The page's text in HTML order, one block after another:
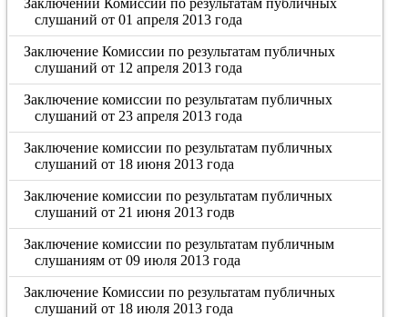
Заключений Комиссии по результатам публичных
слушаний от 01 апреля 2013 года
Заключение Комиссии по результатам публичных
слушаний от 12 апреля 2013 года
Заключение комиссии по результатам публичных
слушаний от 23 апреля 2013 года
Заключение комиссии по результатам публичных
слушаний от 18 июня 2013 года
Заключение комиссии по результатам публичных
слушаний от 21 июня 2013 годв
Заключение комиссии по результатам публичным
слушаниям от 09 июля 2013 года
Заключение Комиссии по результатам публичных
слушаний от 18 июля 2013 года